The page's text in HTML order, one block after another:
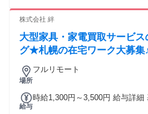
ング、 コールセンター、営業事
株式会社 絆
大型家具・家電買取サービ
グ★札幌の在宅ワーク大募
場所
フルリモート
給与
時給1,300円～3,500円 給与詳